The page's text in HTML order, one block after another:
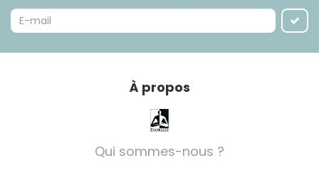
À propos
Qui sommes-nous ?